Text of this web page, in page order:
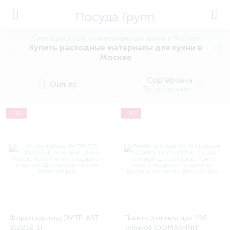
Посуда Групп
Купить расходные материалы для кухни в
Москве
Фильтр Сортировка
-18%
Форма дляльда (BYTPLAST
B12252-1)
-19%
Пакеты для льда для 196
кубиков (DOMASHNIY